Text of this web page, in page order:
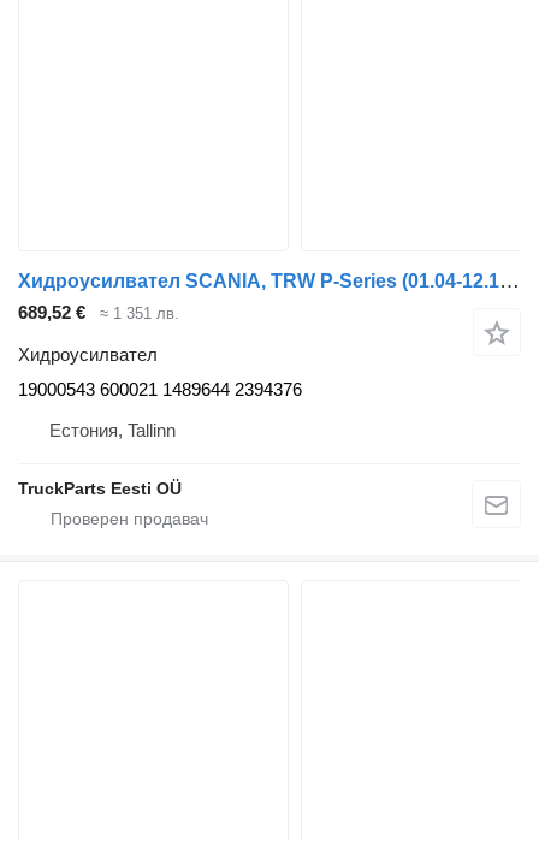
Хидроусилвател SCANIA, TRW P-Series (01.04-12.17) 19000543 600021 за влекач Scania P,G,R,T-series (2004-2017)
689,52 € ≈ 1 351 лв.
Хидроусилвател
19000543 600021 1489644 2394376
Естония, Tallinn
TruckParts Eesti OÜ